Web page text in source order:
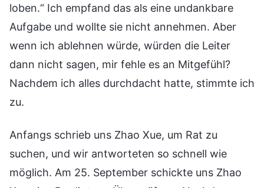
loben.“ Ich empfand das als eine undankbare
Aufgabe und wollte sie nicht annehmen. Aber
wenn ich ablehnen würde, würden die Leiter
dann nicht sagen, mir fehle es an Mitgefühl?
Nachdem ich alles durchdacht hatte, stimmte ich
zu.
Anfangs schrieb uns Zhao Xue, um Rat zu
suchen, und wir antworteten so schnell wie
möglich. Am 25. September schickte uns Zhao